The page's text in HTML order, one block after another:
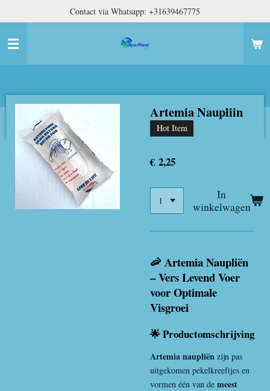
naar
hoofdinhoud
Contact via Whatsapp: +31639467775
Artemia Naupliin
Hot Item
€ 2,25
In
winkelwagen
🦐 Artemia Naupliën
– Vers Levend Voer
voor Optimale
Visgroei
🌟 Productomschrijving
Artemia naupliën zijn pas
uitgekomen pekelkreeftjes en
vormen één van de meest